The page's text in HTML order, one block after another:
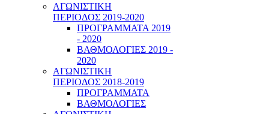
ΑΓΩΝΙΣΤΙΚΗ
ΠΕΡΙΟΔΟΣ 2019-2020
ΠΡΟΓΡΑΜΜΑΤΑ 2019
- 2020
ΒΑΘΜΟΛΟΓΙΕΣ 2019 -
2020
ΑΓΩΝΙΣΤΙΚΗ
ΠΕΡΙΟΔΟΣ 2018-2019
ΠΡΟΓΡΑΜΜΑΤΑ
ΒΑΘΜΟΛΟΓΙΕΣ